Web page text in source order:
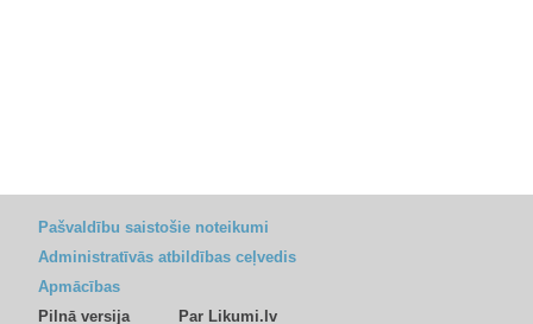
Pašvaldību saistošie noteikumi
Administratīvās atbildības ceļvedis
Apmācības
Pilnā versija
Par Likumi.lv